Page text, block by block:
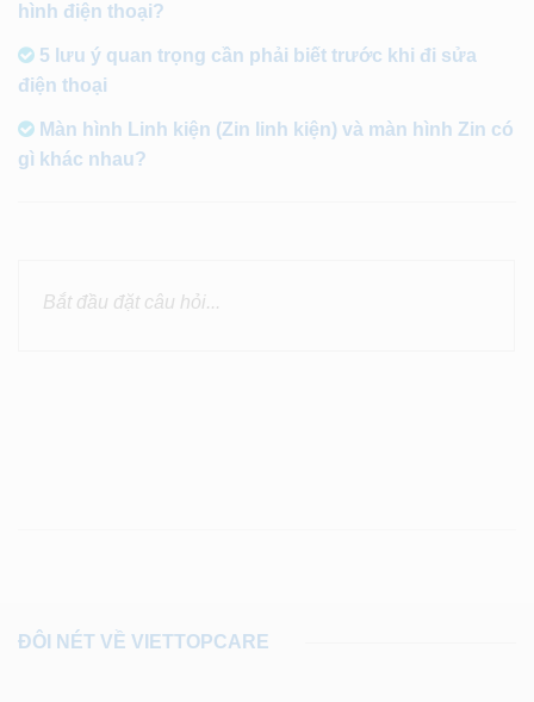
hình điện thoại?
5 lưu ý quan trọng cần phải biết trước khi đi sửa
điện thoại
Màn hình Linh kiện (Zin linh kiện) và màn hình Zin có
gì khác nhau?
ĐÔI NÉT VỀ VIETTOPCARE